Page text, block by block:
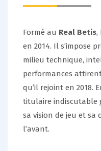
Formé au Real Betis,
en 2014. Il s’impose
milieu technique,
performances
qu’il rejoint en 2018.
titulaire indiscutable
sa vision de jeu et sa
l’avant.